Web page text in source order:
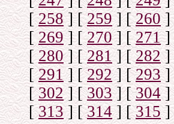
[258] [259] [260]
[269] [270] [271]
[280] [281] [282]
[291] [292] [293]
[302] [303] [304]
[313] [314] [315]